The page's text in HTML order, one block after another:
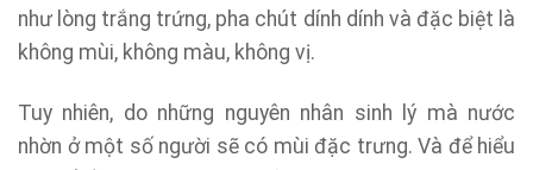
như lòng trắng trứng, pha chút dính dính và đặc biệt là
không mùi, không màu, không vị.
Tuy nhiên, do những nguyên nhân sinh lý mà nước
nhờn ở một số người sẽ có mùi đặc trưng. Và để hiểu